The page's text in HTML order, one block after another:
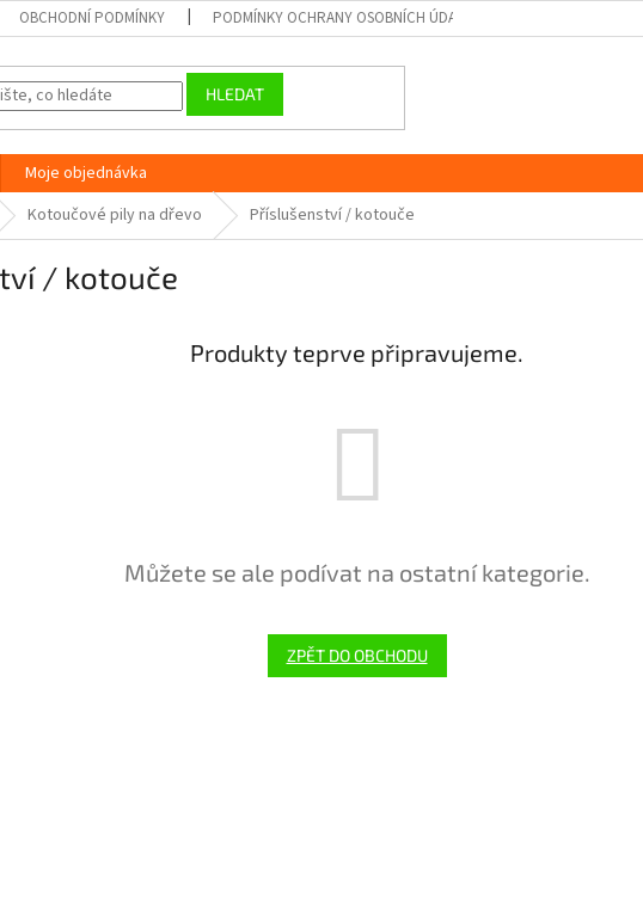
OBCHODNÍ PODMÍNKY PODMÍNKY OCHRANY OSOBNÍCH ÚDAJŮ GDPR
HLEDAT
Moje objednávka
Kotoučové pily na dřevo Příslušenství / kotouče
/ kotouče
Produkty teprve připravujeme.
Můžete se ale podívat na ostatní kategorie.
ZPĚT DO OBCHODU